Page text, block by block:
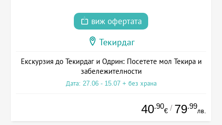
виж офертата
Текирдаг
Екскурзия до Текирдаг и Одрин: Посетете мол Текира и
забележителности
Дата: 27.06 - 15.07 + без храна
40.90
€ / 79.99
лв.